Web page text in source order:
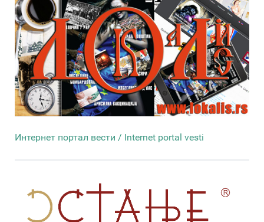
Интернет портал вести / Internet portal vesti